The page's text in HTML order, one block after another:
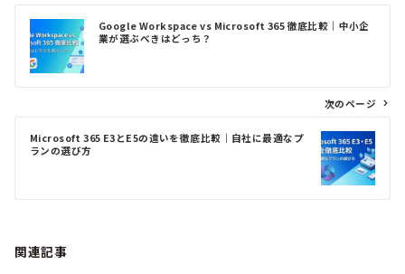
ゲ
ー
Google Workspace vs Microsoft 365 徹底比較｜中小企
業が選ぶべきはどっち？
次のページ
Microsoft 365 E3とE5の違いを徹底比較｜自社に最適なプ
ランの選び方
関連記事